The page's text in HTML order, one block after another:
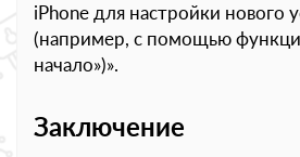
iPhone для настройки нового
(например, с помощью
начало»)».
Заключение